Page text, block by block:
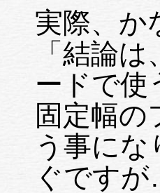
実際、か
「結論
ードで使
固定幅の
う事に
ぐです